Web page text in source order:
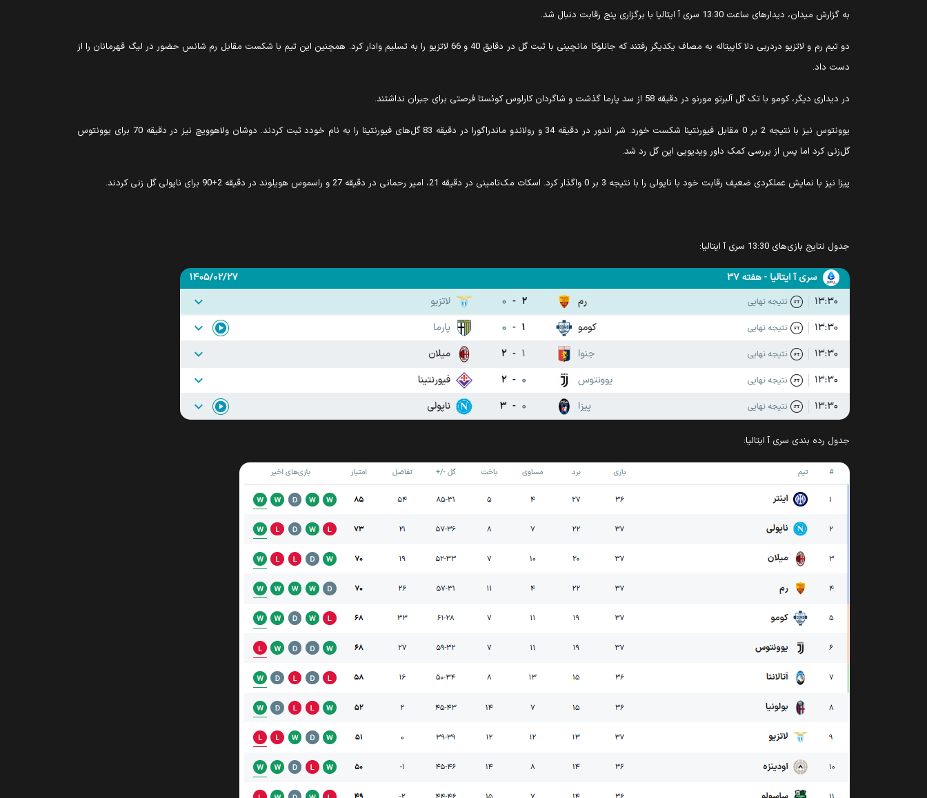
به گزارش میدان، دیدارهای ساعت 13:30 سری آ ایتالیا با برگزاری پنج رقابت دنبال شد.
دو تیم رم و لاتزیو دردربی دلا کاپیتاله به مصاف یکدیگر رفتند که جانلوکا مانچینی با ثبت گل در دقایق 40 و 66 لاتزیو را به تسلیم وادار کرد. همچنین این تیم با شکست مقابل رم شانس حضور در لیگ قهرمانان را از
دست داد.
در دیداری دیگر، کومو با تک گل آلبرتو مورنو در دقیقه 58 از سد پارما گذشت و شاگردان کارلوس کوئستا فرصتی برای جبران نداشتند.
یوونتوس نیز با نتیجه 2 بر 0 مقابل
فیورنتینا شکست خورد. شر اندور در دقیقه 34 و رولاندو ماندراگورا در دقیقه 83 گل‌های فیورنتینا را به نام خودد ثبت کردند. دوشان ولاهوویچ نیز در دقیقه 70 برای یوونتوس
گل‌زنی کرد اما پس از بررسی کمک داور ویدیویی این گل رد شد.
پیزا نیز با نمایش عملکردی ضعیف رقابت خود با ناپولی را با نتیجه 3 بر 0 واگذار کرد. اسکات مک‌تامینی در دقیقه 21، امیر رحمانی در دقیقه 27 و راسموس هویلوند در دقیقه 2+90 برای ناپولی گل زنی کردند.
جدول نتایج بازی‌های 13:30 سری آ ایتالیا:
جدول رده بندی سری آ ایتالیا: